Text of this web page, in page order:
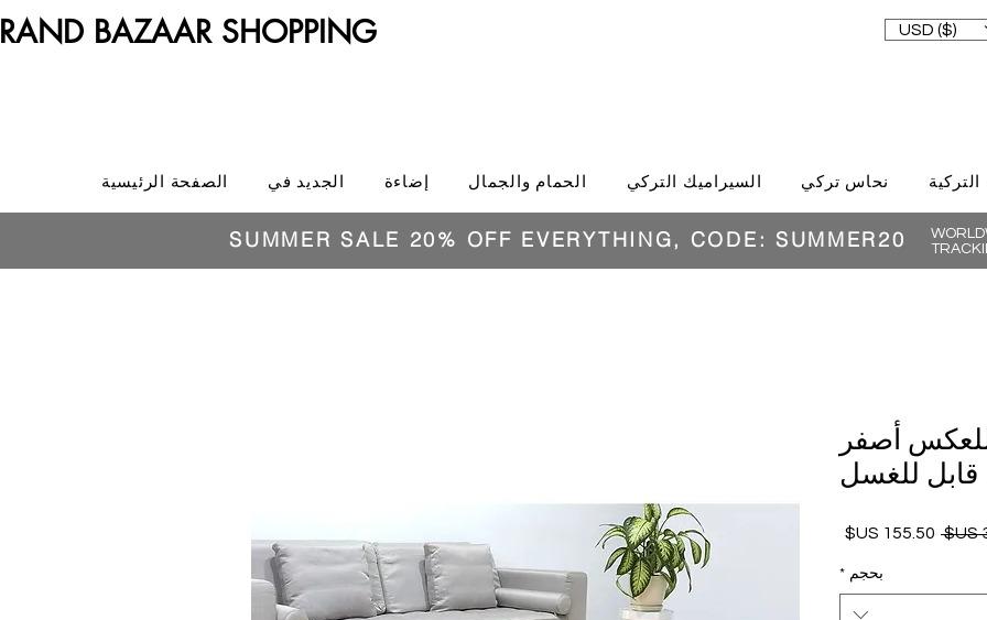
BAZAAR SHOPPING USD ($)
الصفحة الرئيسية الجديد في إضاءة الحمام والجمال السيراميك التركي نحاس تركي التركية
SUMMER SALE 20% OFF EVERYTHING, CODE: SUMMER20
أصفر
قابل للغسل
سعر
سعر
بحجم *